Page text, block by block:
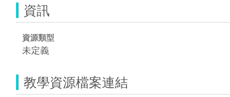
資訊
資源類型
未定義
教學資源檔案連結